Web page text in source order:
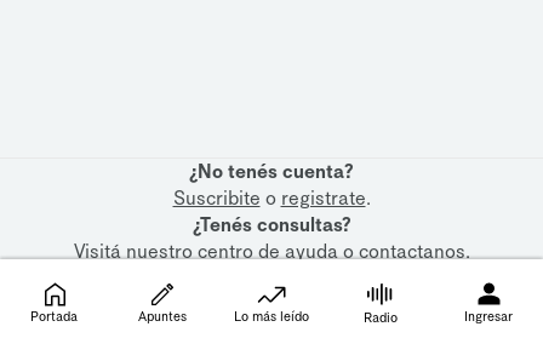
¿No tenés cuenta?
Suscribite o registrate.
¿Tenés consultas?
Visitá nuestrocentro de ayudaocontactanos.
Portada Apuntes Lo más leído Radio Ingresar